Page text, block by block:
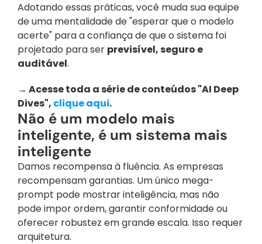
Adotando essas práticas, você muda sua equipe
de uma mentalidade de "esperar que o modelo
acerte" para a confiança de que o sistema foi
projetado para ser previsível, seguro e
auditável.
→ Acesse toda a série de conteúdos "AI Deep
Dives", clique aqui.
Não é um modelo mais
inteligente, é um sistema mais
inteligente
Damos recompensa à fluência. As empresas
recompensam garantias. Um único mega-
prompt pode mostrar inteligência, mas não
pode impor ordem, garantir conformidade ou
oferecer robustez em grande escala. Isso requer
arquitetura.